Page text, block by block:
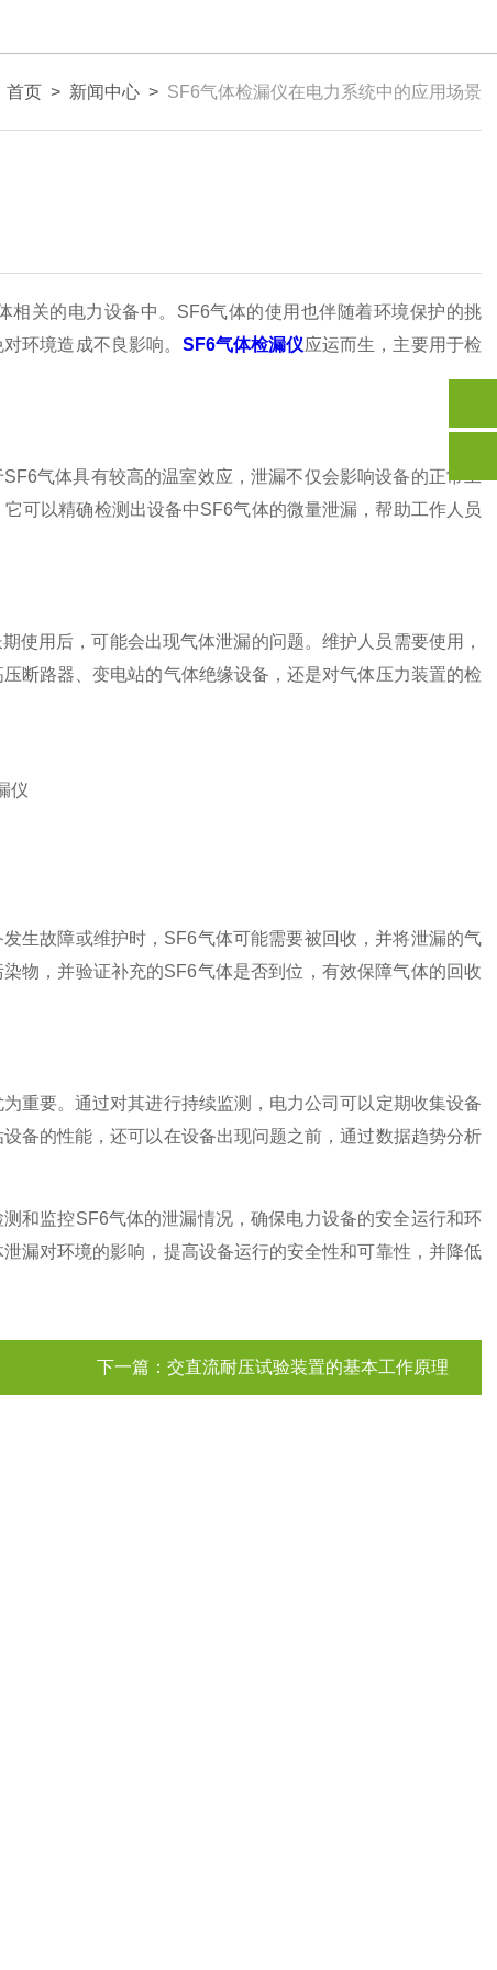
首页 > 新闻中心 > SF6气体检漏仪在电力系统中的应用场景
关的电力设备中。SF6气体的使用也伴随着环境保护的挑
环境造成不良影响。 SF6气体检漏仪应运而生，主要用于检
气体具有较高的温室效应，泄漏不仅会影响设备的正常工
可以精确检测出设备中SF6气体的微量泄漏，帮助工作人员
用后，可能会出现气体泄漏的问题。维护人员需要使用，
断路器、变电站的气体绝缘设备，还是对气体压力装置的检
故障或维护时，SF6气体可能需要被回收，并将泄漏的气
物，并验证补充的SF6气体是否到位，有效保障气体的回收
要。通过对其进行持续监测，电力公司可以定期收集设备
备的性能，还可以在设备出现问题之前，通过数据趋势分析
监控SF6气体的泄漏情况，确保电力设备的安全运行和环
漏对环境的影响，提高设备运行的安全性和可靠性，并降低
下一篇： 交直流耐压试验装置的基本工作原理